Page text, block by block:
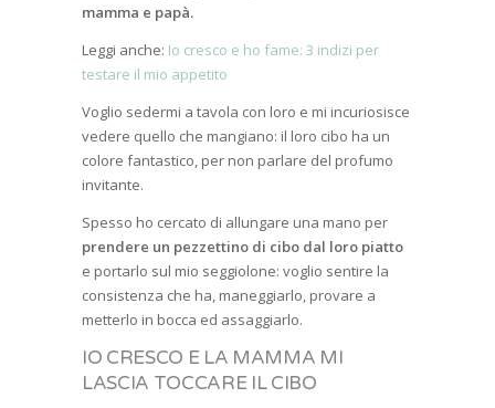
mamma e papà.
Leggi anche: Io cresco e ho fame: 3 indizi per
testare il mio appetito
Voglio sedermi a tavola con loro e mi incuriosisce
vedere quello che mangiano: il loro cibo ha un
colore fantastico, per non parlare del profumo
invitante.
Spesso ho cercato di allungare una mano per
prendere un pezzettino di cibo dal loro piatto
e portarlo sul mio seggiolone: voglio sentire la
consistenza che ha, maneggiarlo, provare a
metterlo in bocca ed assaggiarlo.
IO CRESCO E LA MAMMA MI
LASCIA TOCCARE IL CIBO